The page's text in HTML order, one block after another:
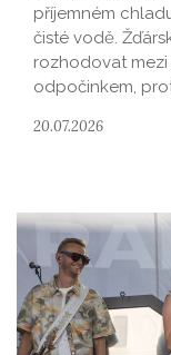
příjemném
čisté vodě.
rozhodovat
odpočinkem,
20.07.2026